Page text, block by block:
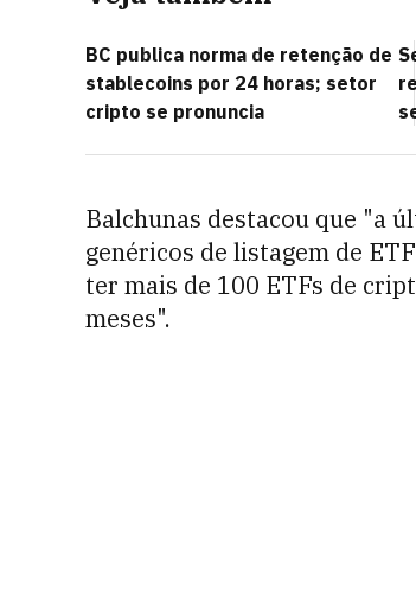
BC publica norma de retenção de
stablecoins por 24 horas; setor
cripto se pronuncia
Balchunas destacou que "a
genéricos de listagem de
ter mais de 100 ETFs de
meses".